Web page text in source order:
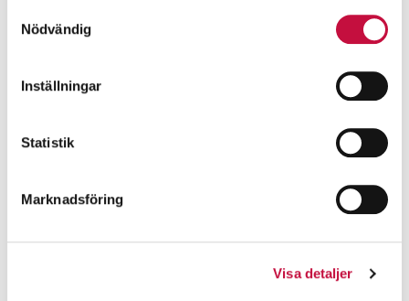
Nödvändig
Inställningar
Statistik
Marknadsföring
Visa detaljer